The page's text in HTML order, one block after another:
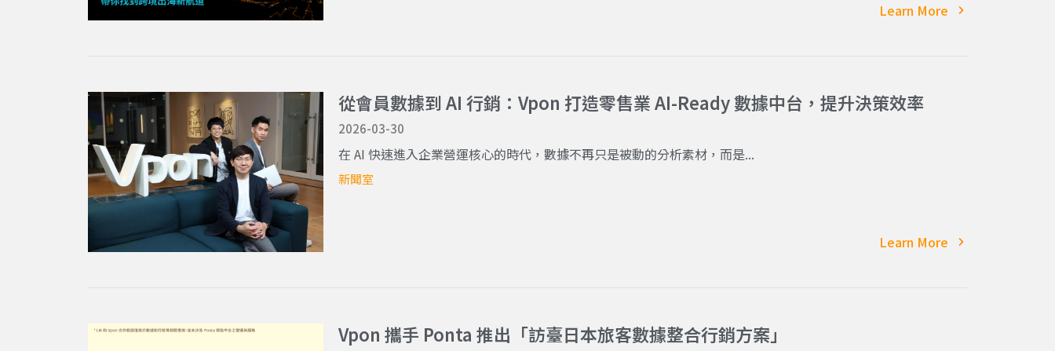
Learn More
從會員數據到 AI 行銷：Vpon 打造零售業 AI-Ready 數據中台，提升決策效率
2026-03-30
在 AI 快速進入企業營運核心的時代，數據不再只是被動的分析素材，而是...
新聞室
Learn More
Vpon 攜手 Ponta 推出「訪臺日本旅客數據整合行銷方案」